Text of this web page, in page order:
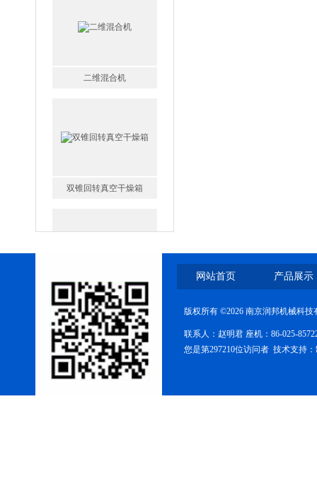
FZG-系列真空干燥箱
网站首页 产品展示
版权所有 ©2026 南京润邦机械科
联系人：赵明君 座机：86-025-
您是第297210位访问者 技术支持：